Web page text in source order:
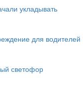
укладывать
для водителей
светофор